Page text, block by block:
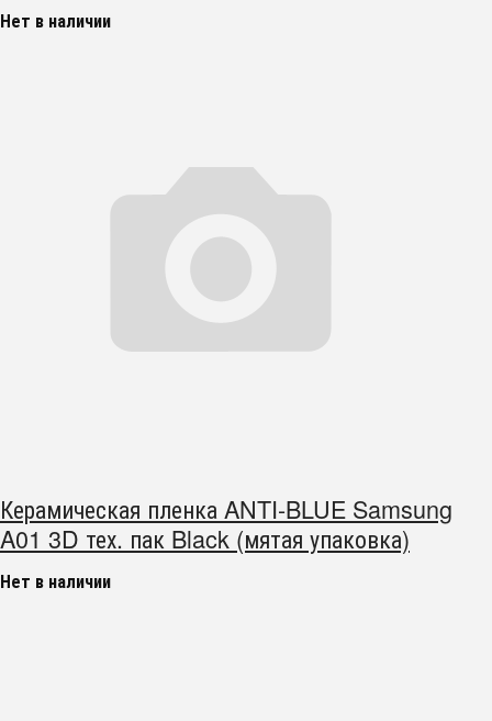
Нет в наличии
Керамическая пленка ANTI-BLUE Samsung
A01 3D тех. пак Black (мятая упаковка)
Нет в наличии